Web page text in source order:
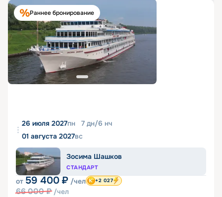
Раннее бронирование
26 июля 2027пн 7 дн/6 нч
01 августа 2027вс
Зосима Шашков
СТАНДАРТ
от 59 400 ₽ /чел
66 000₽ /чел
+2 027